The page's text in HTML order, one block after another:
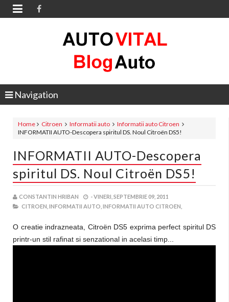

Navigation
Home Citroen Informatii auto
Informatii auto Citroen
INFORMATII AUTO-Descopera spiritul DS. Noul Citroën DS5!
INFORMATII AUTO-Descopera
spiritul DS. Noul Citroën DS5!
CONSTANTIN HRIBAN -VINERI, SEPTEMBRIE 09, 2011
CITROEN, INFORMATII AUTO, INFORMATII AUTO CITROEN,
O creatie indrazneata, Citroën DS5 exprima perfect spiritul DS
printr-un stil rafinat si senzational in acelasi timp...